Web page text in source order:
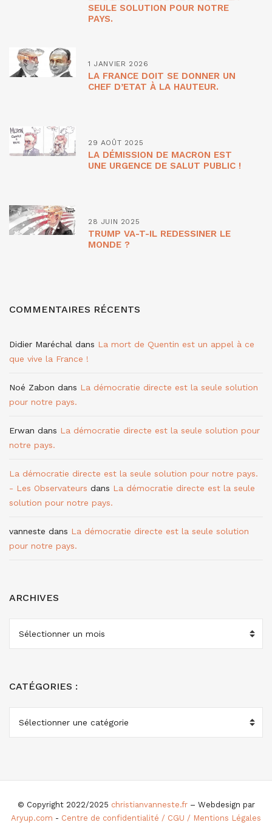
SEULE SOLUTION POUR NOTRE
PAYS.
1 JANVIER 2026
LA FRANCE DOIT SE DONNER UN
CHEF D’ETAT À LA HAUTEUR.
29 AOÛT 2025
LA DÉMISSION DE MACRON EST
UNE URGENCE DE SALUT PUBLIC !
28 JUIN 2025
TRUMP VA-T-IL REDESSINER LE
MONDE ?
COMMENTAIRES RÉCENTS
Didier Maréchal dans La mort de Quentin est un appel à ce
que vive la France !
Noé Zabon dans La démocratie directe est la seule solution
pour notre pays.
Erwan dans La démocratie directe est la seule solution pour
notre pays.
La démocratie directe est la seule solution pour notre pays.
- Les Observateurs dans La démocratie directe est la seule
solution pour notre pays.
vanneste dans La démocratie directe est la seule solution
pour notre pays.
ARCHIVES
ARCHIVES
CATÉGORIES :
CATÉGORIES
© Copyright 2022/2025 christianvanneste.fr– Webdesign par
Aryup.com - Centre de confidentialité / CGU / Mentions Légales